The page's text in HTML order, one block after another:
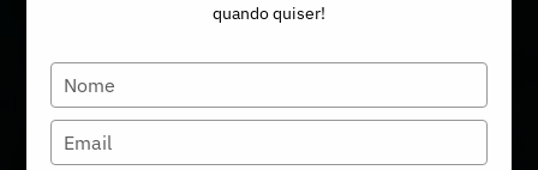
quando quiser!
Type
your
name
Type
your